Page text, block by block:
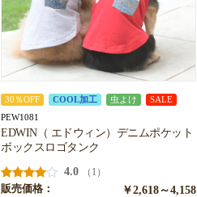
30％OFF COOL加工 虫よけ SALE
PEW1081
EDWIN（ エドウィン）デニムポケット
ボックスロゴタンク
4.0
（1）
販売価格：
￥2,618～4,158